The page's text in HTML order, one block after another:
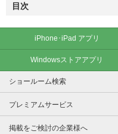
目次
iPhone･iPad アプリ
Windowsストアアプリ
ショールーム検索
プレミアムサービス
掲載をご検討の企業様へ